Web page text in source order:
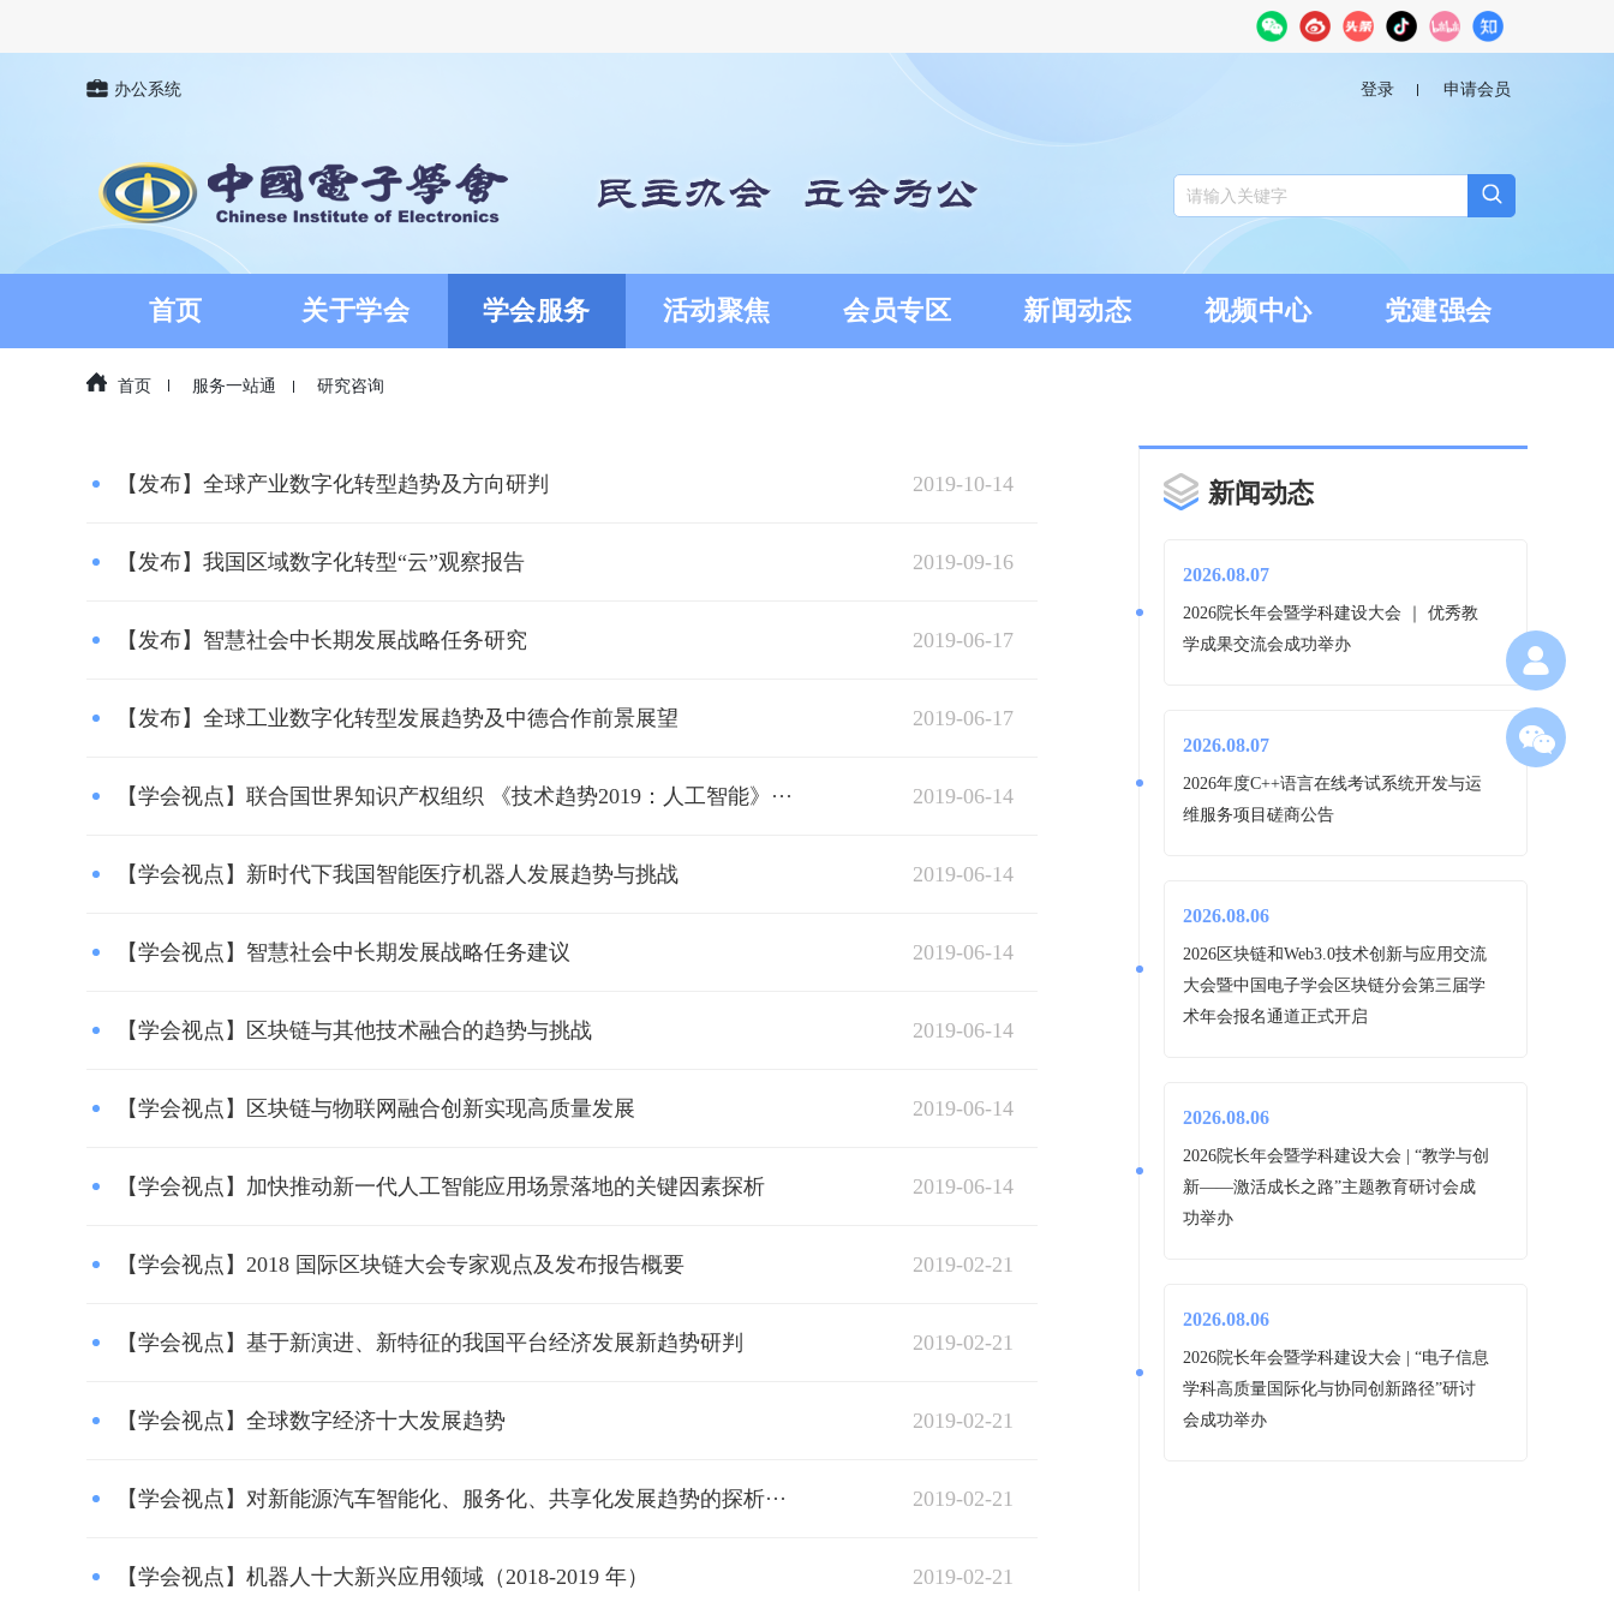
办公系统 登录 申请会员
首页 关于学会 学会服务 活动聚焦 会员专区 新闻动态 视频中心 党建强会
首页 服务一站通 研究咨询
【发布】全球产业数字化转型趋势及方向研判 2019-10-14
【发布】我国区域数字化转型“云”观察报告 2019-09-16
【发布】智慧社会中长期发展战略任务研究 2019-06-17
【发布】全球工业数字化转型发展趋势及中德合作前景展望 2019-06-17
【学会视点】联合国世界知识产权组织 《技术趋势2019：人工智能》··· 2019-06-14
【学会视点】新时代下我国智能医疗机器人发展趋势与挑战 2019-06-14
【学会视点】智慧社会中长期发展战略任务建议 2019-06-14
【学会视点】区块链与其他技术融合的趋势与挑战 2019-06-14
【学会视点】区块链与物联网融合创新实现高质量发展 2019-06-14
【学会视点】加快推动新一代人工智能应用场景落地的关键因素探析 2019-06-14
【学会视点】2018 国际区块链大会专家观点及发布报告概要 2019-02-21
【学会视点】基于新演进、新特征的我国平台经济发展新趋势研判 2019-02-21
【学会视点】全球数字经济十大发展趋势 2019-02-21
【学会视点】对新能源汽车智能化、服务化、共享化发展趋势的探析··· 2019-02-21
【学会视点】机器人十大新兴应用领域（2018-2019 年） 2019-02-21
新闻动态
2026.08.07
2026院长年会暨学科建设大会 ｜ 优秀教
学成果交流会成功举办
2026.08.07
2026年度C++语言在线考试系统开发与运
维服务项目磋商公告
2026.08.06
2026区块链和Web3.0技术创新与应用交流
大会暨中国电子学会区块链分会第三届学
术年会报名通道正式开启
2026.08.06
2026院长年会暨学科建设大会 | “教学与创
新——激活成长之路”主题教育研讨会成
功举办
2026.08.06
2026院长年会暨学科建设大会 | “电子信息
学科高质量国际化与协同创新路径”研讨
会成功举办